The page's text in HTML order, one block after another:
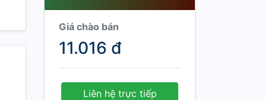
Giá chào bán
11.016 đ
Liên hệ trực tiếp